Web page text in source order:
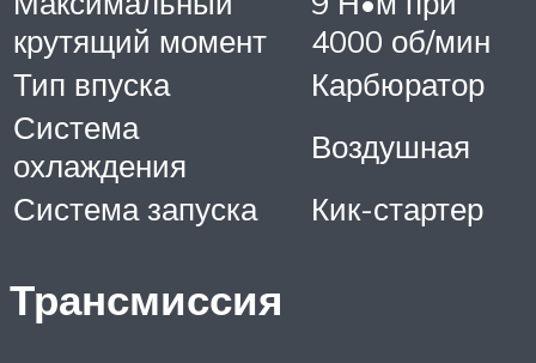
крутящий момент
4000 об/мин
Тип впуска
Карбюратор
Система
охлаждения
Воздушная
Система запуска
Кик-стартер
Трансмиссия